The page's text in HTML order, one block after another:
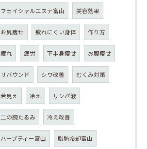
フェイシャルエステ富山 美容効果
お尻痩せ 疲れにくい身体 作り方
疲れ 疲労 下半身痩せ お腹痩せ
リバウンド シワ改善 むくみ対策
若見え 冷え リンパ液
二の腕たるみ 冷え改善
ハーブティー富山 脂肪冷却富山